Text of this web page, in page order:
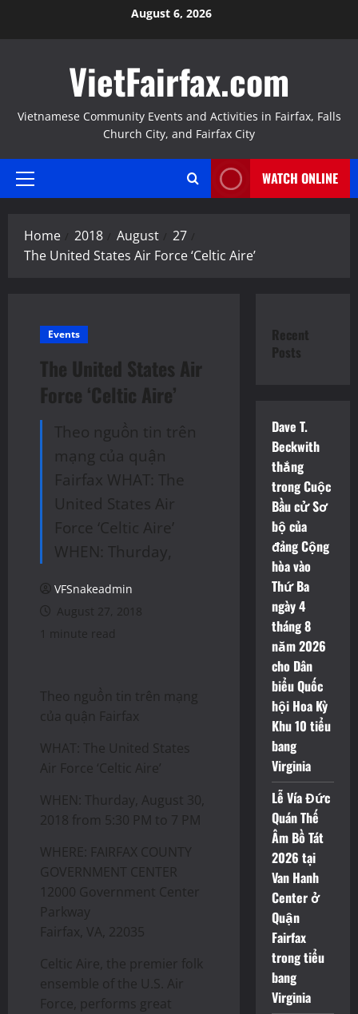
August 6, 2026
VietFairfax.com
Vietnamese Community Events and Activities in Fairfax, Falls
Church City, and Fairfax City
Primary
WATCH ONLINE
Home 2018 August
27
The United States Air Force ‘Celtic Aire’
Events
The United States Air
Force ‘Celtic Aire’
Theo nguồn tin trên
mạng của quận
Fairfax WHAT: The
United States Air
Force ‘Celtic Aire’
WHEN: Thurday,
VFSnakeadmin
August 27, 2018
1 minute read
Theo nguồn tin trên mạng
của quận Fairfax
WHAT: The United States
Air Force ‘Celtic Aire’
WHEN: Thurday, August 30,
2018 from 5:30 PM to 7 PM
WHERE: FAIRFAX COUNTY
GOVERNMENT CENTER
12000 Government Center
Parkway
Fairfax, VA, 22035
Celtic Aire, the premier folk
ensemble of the U.S. Air
Force, performs great
Recent
Posts
Dave T.
Beckwith
thắng
trong Cuộc
Bầu cử Sơ
bộ của
đảng Cộng
hòa vào
Thứ Ba
ngày 4
tháng 8
năm 2026
cho Dân
biểu Quốc
hội Hoa Kỳ
Khu 10 tiểu
bang
Virginia
Lễ Vía Đức
Quán Thế
Âm Bồ Tát
2026 tại
Van Hanh
Center ở
Quận
Fairfax
trong tiểu
bang
Virginia